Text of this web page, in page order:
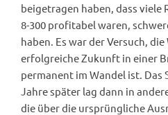
beigetragen haben, dass viele
8-300 profitabel waren,
haben. Es war der Versuch,
erfolgreiche Zukunft in einer
permanent im Wandel ist. Das
Jahre später lag dann in
die über die ursprüngliche